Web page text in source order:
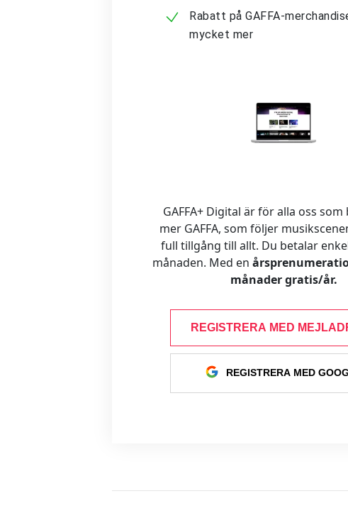
Rabatt på GAFFA-
mycket mer
GAFFA+ Digital är för alla oss som
mer GAFFA, som följer
full tillgång till allt. Du betalar
månaden. Med en
månader gratis/år.
REGISTRERA MED
REGISTRERA MED